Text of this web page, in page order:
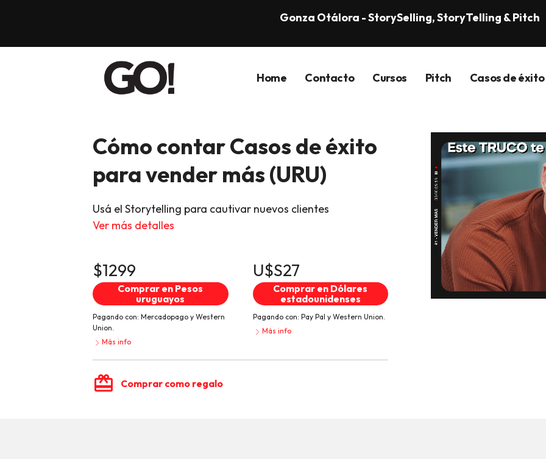
Gonza Otálora - StorySelling, StoryTelling & Pitch
Home Contacto Cursos Pitch Casos de éxito
Cómo contar Casos de éxito
para vender más (URU)
Usá el Storytelling para cautivar nuevos clientes
Ver más detalles
$1299
Comprar en Pesos
uruguayos
Pagando con:Mercadopago y Western
Union.
Más info
U$S27
Comprar en Dólares
estadounidenses
Pagando con: Pay Pal y Western Union.
Más info
card_giftcard Comprar como regalo